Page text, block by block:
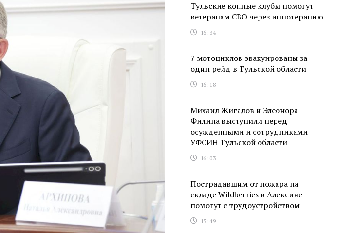
Тульские конные клубы помогут
ветеранам СВО через иппотерапию
16:34
7 мотоциклов эвакуированы за
один рейд в Тульской области
16:18
Михаил Жигалов и Элеонора
Филина выступили перед
осужденными и сотрудниками
УФСИН Тульской области
16:03
Пострадавшим от пожара на
складе Wildberries в Алексине
помогут с трудоустройством
15:49